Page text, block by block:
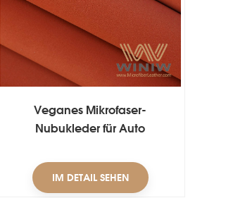
Veganes Mikrofaser-
Nubukleder für Auto
IM DETAIL SEHEN